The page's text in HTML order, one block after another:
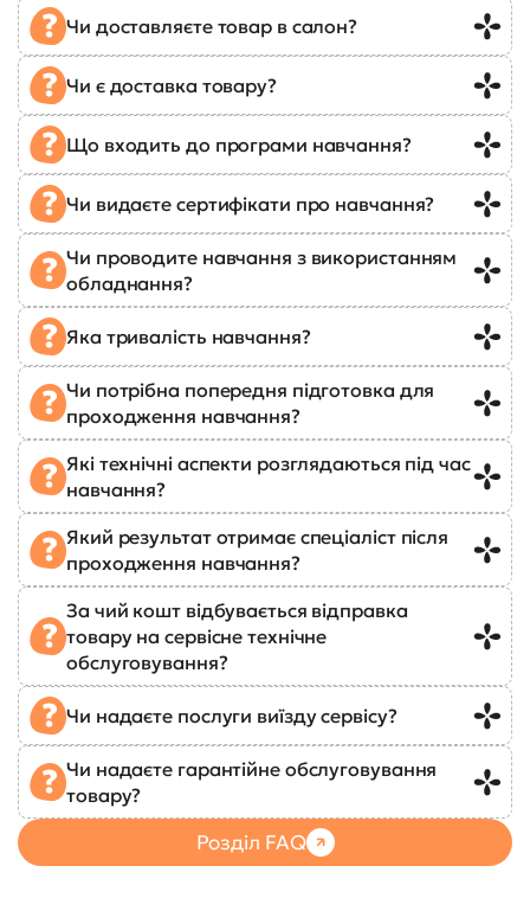
Чи доставляєте товар в салон?
Чи є доставка товару?
Що входить до програми навчання?
Чи видаєте сертифікати про навчання?
Чи проводите навчання з використанням
обладнання?
Яка тривалість навчання?
Чи потрібна попередня підготовка для
проходження навчання?
Які технічні аспекти розглядаються під час
навчання?
Який результат отримає спеціаліст після
проходження навчання?
За чий кошт відбувається відправка
товару на сервісне технічне
обслуговування?
Чи надаєте послуги виїзду сервісу?
Чи надаєте гарантійне обслуговування
товару?
Розділ FAQ